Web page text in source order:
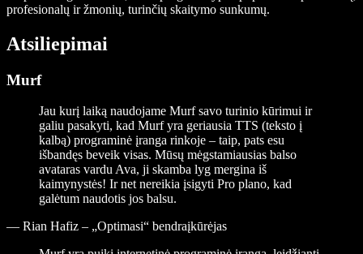
profesionalų ir žmonių, turinčių skaitymo sunkumų.
Atsiliepimai
Murf
Jau kurį laiką naudojame Murf savo turinio kūrimui ir
galiu pasakyti, kad Murf yra geriausia TTS (teksto į
kalbą) programinė įranga rinkoje – taip, pats esu
išbandęs beveik visas. Mūsų mėgstamiausias balso
avataras vardu Ava, ji skamba lyg mergina iš
kaimynystės! Ir net nereikia įsigyti Pro plano, kad
galėtum naudotis jos balsu.
— Rian Hafiz – „Optimasi“ bendraįkūrėjas